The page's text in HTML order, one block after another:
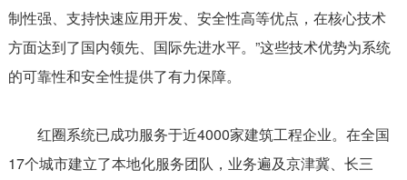
制性强、支持快速应用开发、安全性高等优点，在核心技术
方面达到了国内领先、国际先进水平。”这些技术优势为系统
的可靠性和安全性提供了有力保障。
红圈系统已成功服务于近4000家建筑工程企业。在全国
17个城市建立了本地化服务团队，业务遍及京津冀、长三